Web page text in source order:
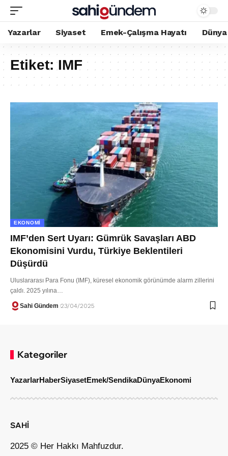
Yazarlar Siyaset Emek-Çalışma Hayatı Dünya
Etiket:IMF
EKONOMI
IMF’den Sert Uyarı: Gümrük Savaşları ABD
Ekonomisini Vurdu, Türkiye Beklentileri
Düşürdü
Uluslararası Para Fonu (IMF), küresel ekonomik görünümde alarm zillerini
çaldı. 2025 yılına…
Sahi Gündem 23/04/2025
Kategoriler
YazarlarHaberSiyasetEmek/SendikaDünyaEkonomi
SAHİ
2025 © Her Hakkı Mahfuzdur.